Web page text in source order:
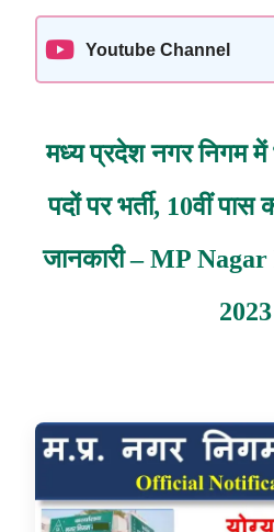
Youtube Channel
मध्य प्रदेश नगर निगम में
पदों पर भर्ती, 10वीं पास
जानकारी – MP
2023